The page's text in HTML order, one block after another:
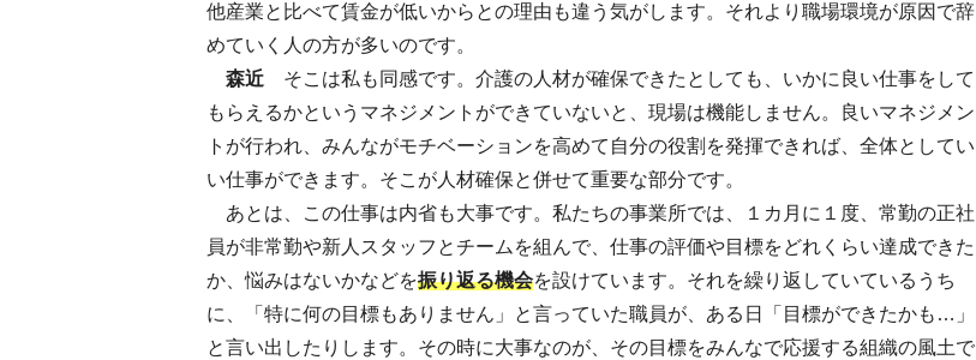
他産業と比べて賃金が低いからとの理由も違う気がします。それより職場環境が原因で辞
めていく人の方が多いのです。
森近 そこは私も同感です。介護の人材が確保できたとしても、いかに良い仕事をして
もらえるかというマネジメントができていないと、現場は機能しません。良いマネジメン
トが行われ、みんながモチベーションを高めて自分の役割を発揮できれば、全体としてい
い仕事ができます。そこが人材確保と併せて重要な部分です。
あとは、この仕事は内省も大事です。私たちの事業所では、１カ月に１度、常勤の正社
員が非常勤や新人スタッフとチームを組んで、仕事の評価や目標をどれくらい達成できた
か、悩みはないかなどを振り返る機会を設けています。それを繰り返していているうち
に、「特に何の目標もありません」と言っていた職員が、ある日「目標ができたかも…」
と言い出したりします。その時に大事なのが、その目標をみんなで応援する組織の風土で